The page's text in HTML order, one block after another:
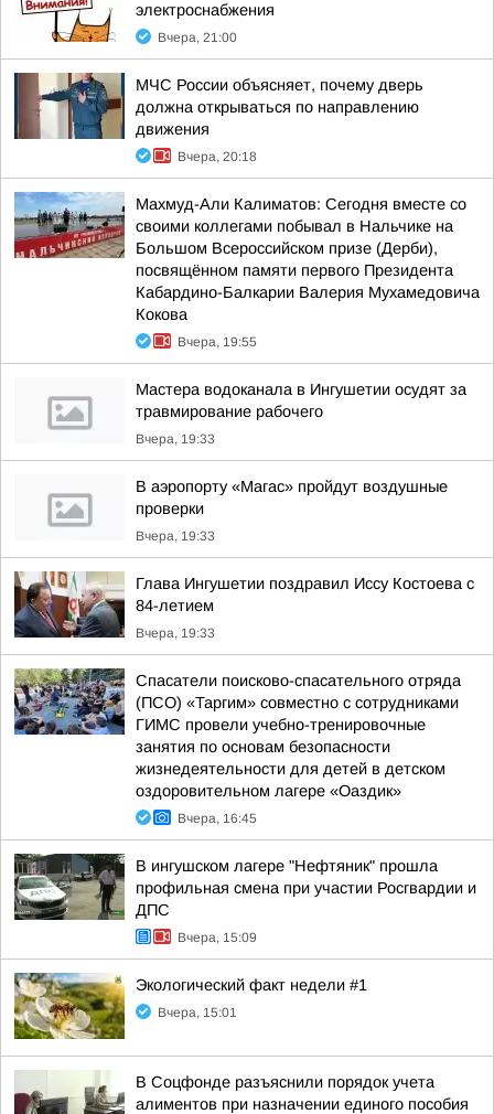
электроснабжения
Вчера, 21:00
МЧС России объясняет, почему дверь
должна открываться по направлению
движения
Вчера, 20:18
Махмуд-Али Калиматов: Сегодня вместе со
своими коллегами побывал в Нальчике на
Большом Всероссийском призе (Дерби),
посвящённом памяти первого Президента
Кабардино-Балкарии Валерия Мухамедовича
Кокова
Вчера, 19:55
Мастера водоканала в Ингушетии осудят за
травмирование рабочего
Вчера, 19:33
В аэропорту «Магас» пройдут воздушные
проверки
Вчера, 19:33
Глава Ингушетии поздравил Иссу Костоева с
84-летием
Вчера, 19:33
Спасатели поисково-спасательного отряда
(ПСО) «Таргим» совместно с сотрудниками
ГИМС провели учебно-тренировочные
занятия по основам безопасности
жизнедеятельности для детей в детском
оздоровительном лагере «Оаздик»
Вчера, 16:45
В ингушском лагере "Нефтяник" прошла
профильная смена при участии Росгвардии и
ДПС
Вчера, 15:09
Экологический факт недели #1
Вчера, 15:01
В Соцфонде разъяснили порядок учета
алиментов при назначении единого пособия